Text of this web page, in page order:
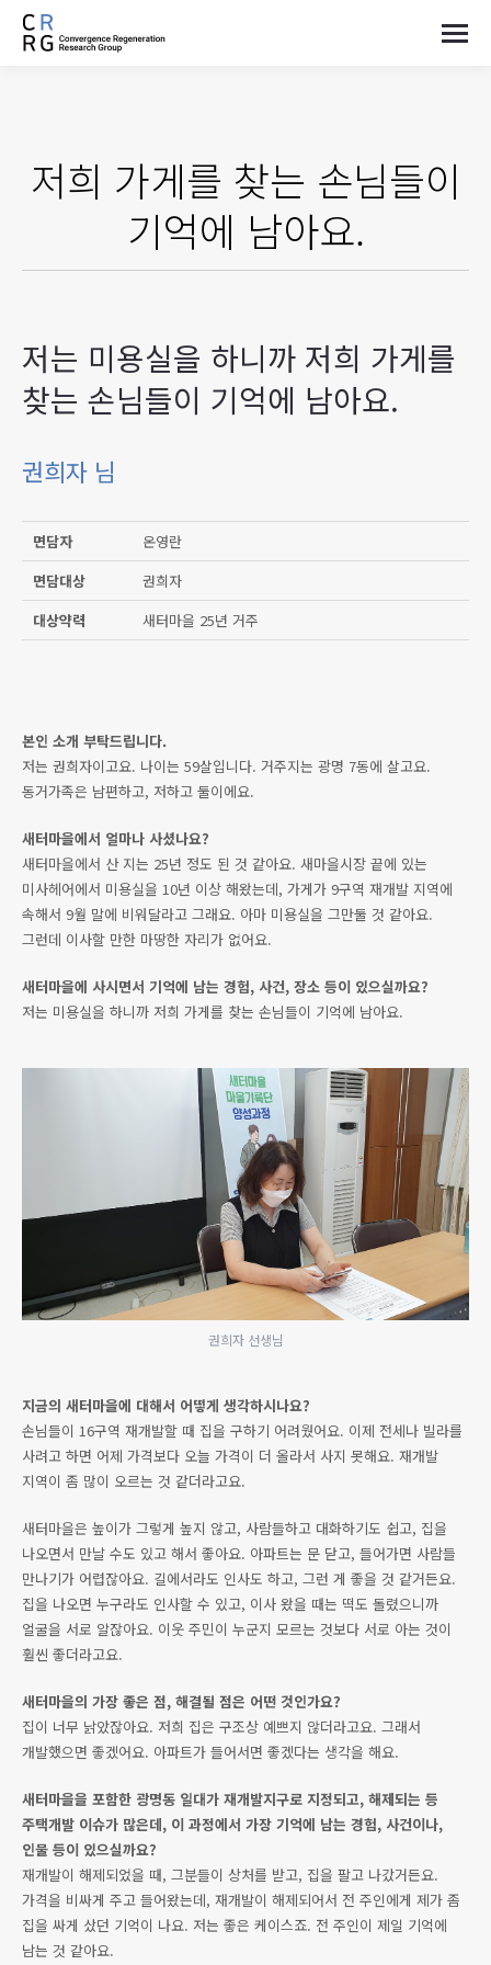
저희 가게를 찾는 손님들이
기억에 남아요.
저는 미용실을 하니까 저희 가게를
찾는 손님들이 기억에 남아요.
권희자 님
면담자
온영란
면담대상
권희자
대상약력
새터마을 25년 거주
본인 소개 부탁드립니다.
저는 권희자이고요. 나이는 59살입니다. 거주지는 광명 7동에 살고요.
동거가족은 남편하고, 저하고 둘이에요.
새터마을에서 얼마나 사셨나요?
새터마을에서 산 지는 25년 정도 된 것 같아요. 새마을시장 끝에 있는
미사헤어에서 미용실을 10년 이상 해왔는데, 가게가 9구역 재개발 지역에
속해서 9월 말에 비워달라고 그래요. 아마 미용실을 그만둘 것 같아요.
그런데 이사할 만한 마땅한 자리가 없어요.
새터마을에 사시면서 기억에 남는 경험, 사건, 장소 등이 있으실까요?
저는 미용실을 하니까 저희 가게를 찾는 손님들이 기억에 남아요.
권희자 선생님
지금의 새터마을에 대해서 어떻게 생각하시나요?
손님들이 16구역 재개발할 때 집을 구하기 어려웠어요. 이제 전세나 빌라를
사려고 하면 어제 가격보다 오늘 가격이 더 올라서 사지 못해요. 재개발
지역이 좀 많이 오르는 것 같더라고요.
새터마을은 높이가 그렇게 높지 않고, 사람들하고 대화하기도 쉽고, 집을
나오면서 만날 수도 있고 해서 좋아요. 아파트는 문 닫고, 들어가면 사람들
만나기가 어렵잖아요. 길에서라도 인사도 하고, 그런 게 좋을 것 같거든요.
집을 나오면 누구라도 인사할 수 있고, 이사 왔을 때는 떡도 돌렸으니까
얼굴을 서로 알잖아요. 이웃 주민이 누군지 모르는 것보다 서로 아는 것이
훨씬 좋더라고요.
새터마을의 가장 좋은 점, 해결될 점은 어떤 것인가요?
집이 너무 낡았잖아요. 저희 집은 구조상 예쁘지 않더라고요. 그래서
개발했으면 좋겠어요. 아파트가 들어서면 좋겠다는 생각을 해요.
새터마을을 포함한 광명동 일대가 재개발지구로 지정되고, 해제되는 등
주택개발 이슈가 많은데, 이 과정에서 가장 기억에 남는 경험, 사건이나,
인물 등이 있으실까요?
재개발이 해제되었을 때, 그분들이 상처를 받고, 집을 팔고 나갔거든요.
가격을 비싸게 주고 들어왔는데, 재개발이 해제되어서 전 주인에게 제가 좀
집을 싸게 샀던 기억이 나요. 저는 좋은 케이스죠. 전 주인이 제일 기억에
남는 것 같아요.